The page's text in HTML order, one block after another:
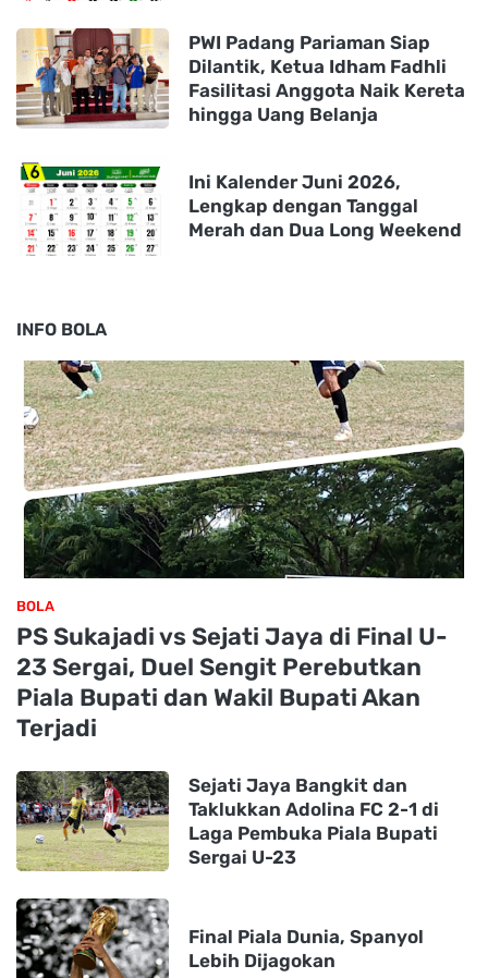
PWI Padang Pariaman Siap
Dilantik, Ketua Idham Fadhli
Fasilitasi Anggota Naik Kereta
hingga Uang Belanja
Ini Kalender Juni 2026,
Lengkap dengan Tanggal
Merah dan Dua Long Weekend
INFO BOLA
BOLA
PS Sukajadi vs Sejati Jaya di Final U-
23 Sergai, Duel Sengit Perebutkan
Piala Bupati dan Wakil Bupati Akan
Terjadi
Sejati Jaya Bangkit dan
Taklukkan Adolina FC 2-1 di
Laga Pembuka Piala Bupati
Sergai U-23
Final Piala Dunia, Spanyol
Lebih Dijagokan